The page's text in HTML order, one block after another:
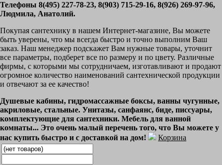
Телефоны 8(495) 227-78-23, 8(903) 715-29-16, 8(926) 269-97-96,
Людмила, Анатолий.
Покупая сантехнику в нашем Интернет-магазине, Вы можете
быть уверены, что мы всегда быстро и точно выполним Ваш
заказ. Наш менеджер подскажет Вам нужные товары, уточнит
все параметры, подберет все по размеру и по цвету. Различные
фирмы, с которыми мы сотрудничаем, изготавливают и продают
огромное количество наименований сантехнической продукции
и отвечают за ее качество!
Душевые кабины, гидромассажные боксы, ванны чугунные,
акриловые, стальные. Унитазы, санфаянс, биде, писсуары,
комплектующие для сантехники. Мебель для ванной
комнаты... Это очень малый перечень того, что Вы можете у
нас купить быстро и с доставкой на дом!
Корзина